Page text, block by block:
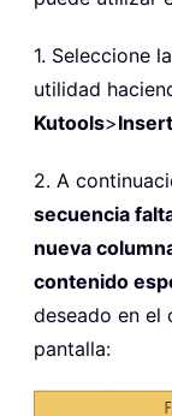
1. Seleccione
utilidad
Kutools>
2. A
secuencia
nueva
contenido
deseado en el
pantalla: